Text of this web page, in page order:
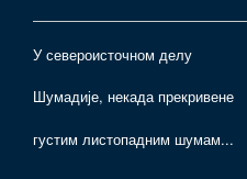
У североисточном делу
Шумадије, некада прекривене
густим листопадним шумам...